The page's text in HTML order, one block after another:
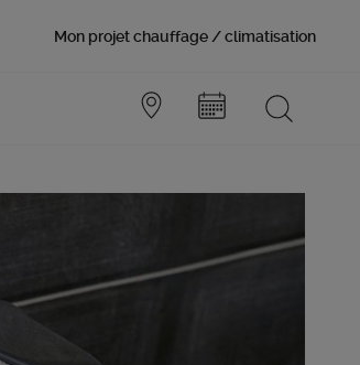
Mon projet chauffage / climatisation